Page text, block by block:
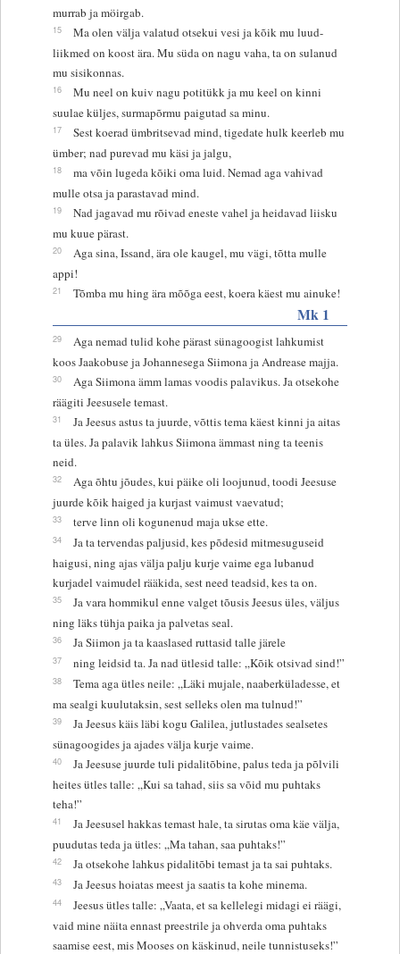
murrab ja möirgab.
15
Ma olen välja valatud otsekui vesi ja kõik mu luud-
liikmed on koost ära. Mu süda on nagu vaha, ta on sulanud
mu sisikonnas.
16
Mu neel on kuiv nagu potitükk ja mu keel on kinni
suulae küljes, surmapõrmu paigutad sa minu.
17
Sest koerad ümbritsevad mind, tigedate hulk keerleb mu
ümber; nad purevad mu käsi ja jalgu,
18
ma võin lugeda kõiki oma luid. Nemad aga vahivad
mulle otsa ja parastavad mind.
19
Nad jagavad mu rõivad eneste vahel ja heidavad liisku
mu kuue pärast.
20
Aga sina, Issand, ära ole kaugel, mu vägi, tõtta mulle
appi!
21 Tõmba mu hing ära mõõga eest, koera käest mu ainuke!
Mk 1
29
Aga nemad tulid kohe pärast sünagoogist lahkumist
koos Jaakobuse ja Johannesega Siimona ja Andrease majja.
30
Aga Siimona ämm lamas voodis palavikus. Ja otsekohe
räägiti Jeesusele temast.
31
Ja Jeesus astus ta juurde, võttis tema käest kinni ja aitas
ta üles. Ja palavik lahkus Siimona ämmast ning ta teenis
neid.
32
Aga õhtu jõudes, kui päike oli loojunud, toodi Jeesuse
juurde kõik haiged ja kurjast vaimust vaevatud;
33 terve linn oli kogunenud maja ukse ette.
34
Ja ta tervendas paljusid, kes põdesid mitmesuguseid
haigusi, ning ajas välja palju kurje vaime ega lubanud
kurjadel vaimudel rääkida, sest need teadsid, kes ta on.
35
Ja vara hommikul enne valget tõusis Jeesus üles, väljus
ning läks tühja paika ja palvetas seal.
36 Ja Siimon ja ta kaaslased ruttasid talle järele
37 ning leidsid ta. Ja nad ütlesid talle: „Kõik otsivad sind!”
38
Tema aga ütles neile: „Läki mujale, naaberküladesse, et
ma sealgi kuulutaksin, sest selleks olen ma tulnud!”
39
Ja Jeesus käis läbi kogu Galilea, jutlustades sealsetes
sünagoogides ja ajades välja kurje vaime.
40
Ja Jeesuse juurde tuli pidalitõbine, palus teda ja põlvili
heites ütles talle: „Kui sa tahad, siis sa võid mu puhtaks
teha!”
41
Ja Jeesusel hakkas temast hale, ta sirutas oma käe välja,
puudutas teda ja ütles: „Ma tahan, saa puhtaks!”
42 Ja otsekohe lahkus pidalitõbi temast ja ta sai puhtaks.
43 Ja Jeesus hoiatas meest ja saatis ta kohe minema.
44
Jeesus ütles talle: „Vaata, et sa kellelegi midagi ei räägi,
vaid mine näita ennast preestrile ja ohverda oma puhtaks
saamise eest, mis Mooses on käskinud, neile tunnistuseks!”